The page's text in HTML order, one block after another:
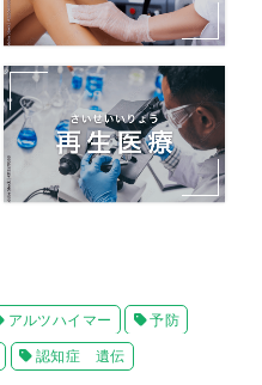
アルツハイマー 予防
認知症 遺伝